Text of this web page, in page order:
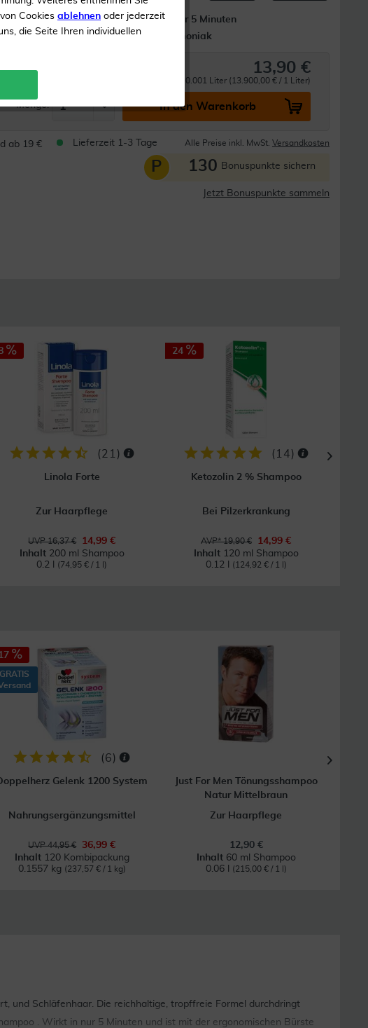
Wirkt in nur 5 Minuten
Ohne Ammoniak
13,90 €
0.001 Liter (13.900,00 € / 1 Liter)
Menge: In den Warenkorb
ab 19 € Lieferzeit 1-3 Tage Alle Preise inkl. MwSt. Versandkosten
P 130 Bonuspunkte sichern
Jetzt Bonuspunkte sammeln
(21 )
Linola Forte
Zur Haarpflege
UVP 16,37 €
14,99 €
Inhalt 200 ml Shampoo
0.2 l
(74,95 € / 1 l)
24
( 14)
Ketozolin 2 % Shampoo
Bei Pilzerkrankung
AVP* 19,90 €
14,99 €
Inhalt 120 ml Shampoo
0.12 l
(124,92 € / 1 l)
GRATIS
(6)
Gelenk 1200 System
Nahrungsergänzungsmittel
UVP 44,95 €
36,99 €
Inhalt 120 Kombipackung
0.1557 kg (237,57 € / 1 kg)
Just For Men Tönungsshampoo
Natur Mittelbraun
Zur Haarpflege
12,90 €
Inhalt 60 ml Shampoo
0.06 l
(215,00 € / 1 l)
und Schläfenhaar. Die reichhaltige, tropffreie Formel durchdringt
. Wirkt in nur 5 Minuten und ist mit der ergonomischen Bürste
Cookies ablehnen oder jederzeit
die Seite Ihren individuellen